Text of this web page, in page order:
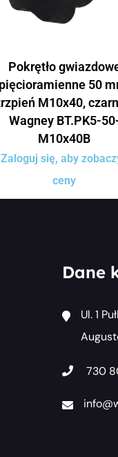
Pokrętło
pięcioramienne 50
M10x40,
Wagney BT.PK5-
M10x40B
Zaloguj się, aby
ceny
Dane
Ul. 1
730